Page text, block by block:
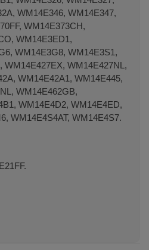
WM14E346, WM14E347,
WM14E373CH,
WM14E3ED1,
WM14E3G8, WM14E3S1,
WM14E427EX, WM14E427NL,
WM14E42A1, WM14E445,
WM14E462GB,
WM14E4D2, WM14E4ED,
WM14E4S4AT, WM14E4S7.